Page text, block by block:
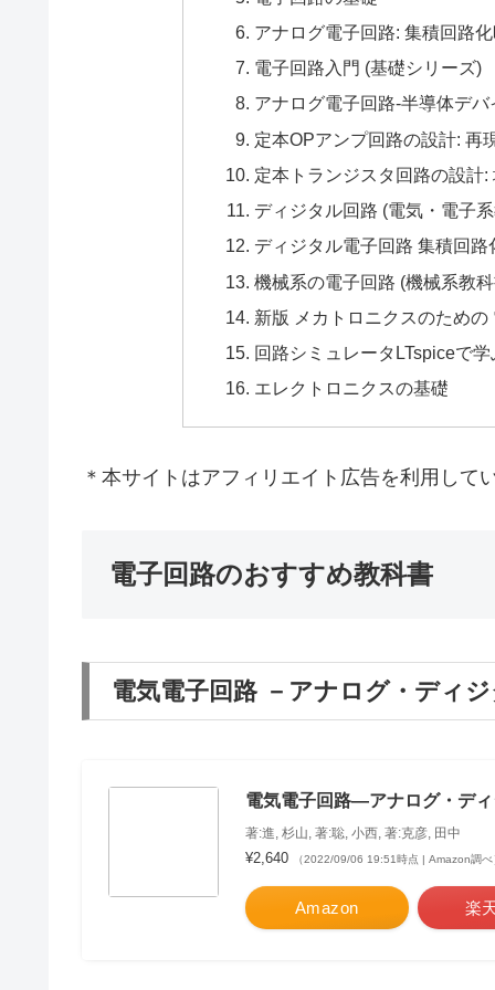
アナログ電子回路: 集積回路
電子回路入門 (基礎シリーズ)
アナログ電子回路-半導体デ
定本OPアンプ回路の設計: 再
定本トランジスタ回路の設計
ディジタル回路 (電気・電子
ディジタル電子回路 集積回路
機械系の電子回路 (機械系教
新版 メカトロニクスのための
回路シミュレータLTspiceで
エレクトロニクスの基礎
＊本サイトはアフィリエイト広告を利用して
電子回路のおすすめ教科書
電気電子回路 －アナログ・ディ
電気電子回路―アナログ・デ
著:進, 杉山, 著:聡, 小西, 著:克彦, 田中
¥2,640 （2022/09/06 19:51時点 | Amazon調べ
Amazon 楽